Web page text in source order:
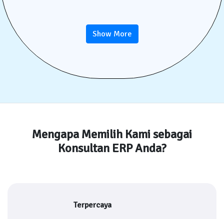
Show More
Mengapa Memilih Kami sebagai
Konsultan ERP Anda?
Terpercaya